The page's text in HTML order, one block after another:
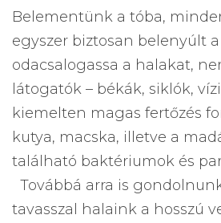
Belementünk a tóba,
egyszer biztosan belenyúlt
odacsalogassa a halakat,
látogatók – békák, siklók,
kiemelten magas fertőzés
kutya, macska, illetve a
található baktériumok
Továbbá arra is
tavasszal halaink a hosszú